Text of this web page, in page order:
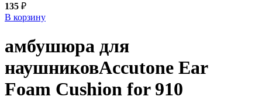
135 ₽
В корзину
амбушюра для
наушниковAccutone Ear
Foam Cushion for 910